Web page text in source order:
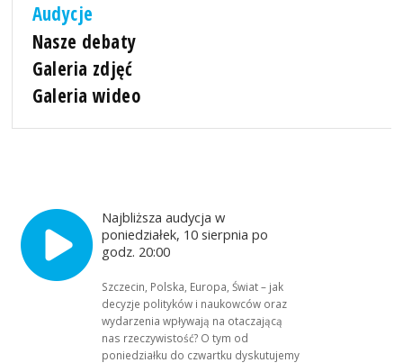
Audycje
Nasze debaty
Galeria zdjęć
Galeria wideo
Najbliższa audycja w
poniedziałek, 10 sierpnia po
godz. 20:00
Szczecin, Polska, Europa, Świat – jak
decyzje polityków i naukowców oraz
wydarzenia wpływają na otaczającą
nas rzeczywistość? O tym od
poniedziałku do czwartku dyskutujemy